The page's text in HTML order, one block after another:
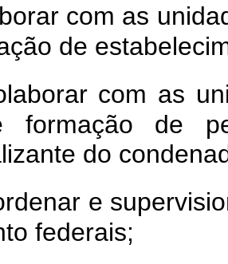
com as
de
com as
formação de
do
e
federais;